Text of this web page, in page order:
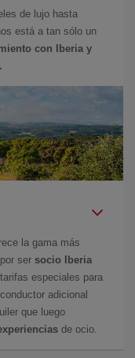
de lujo hasta
está a tan sólo un
con Iberia y
la gama más
ser socio Iberia
especiales para
adicional
que luego
de ocio.